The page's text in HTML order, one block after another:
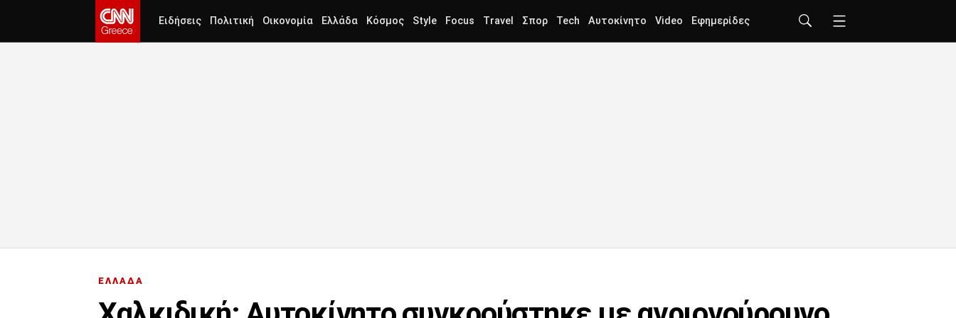
Ειδήσεις Πολιτική Οικονομία Ελλάδα Κόσμος Style Focus Travel Σπορ Tech Αυτοκίνητο Video Εφημερίδες
ΕΛΛΑΔΑ